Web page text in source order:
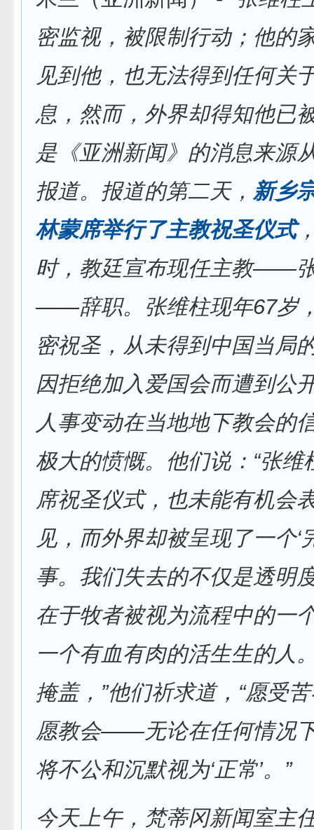
密监视，被限制行动；他的
见到他，也无法得到任何关
息，然而，外界却得知他已被
是《亚洲新闻》的消息来源
报道。报道的第二天， 新乡
林蒙席举行了主教祝圣仪式
时，教廷宣布现任主教——
——辞职。张维柱现年67岁
密祝圣，从未得到中国当局
因拒绝加入爱国会而遭到公
人事变动在当地地下教会的
极大的愤慨。他们说：“张维
席祝圣仪式，也未能有机会
见，而外界却被呈现了一个‘
事。我们失去的不仅是透明
在于牧者被视为流程中的一
一个有血有肉的活生生的人
掩盖，”他们祈求道，“愿受
愿教会——无论在任何情况
将不公和沉默视为‘正常’。”
今天上午，梵蒂冈新闻室主